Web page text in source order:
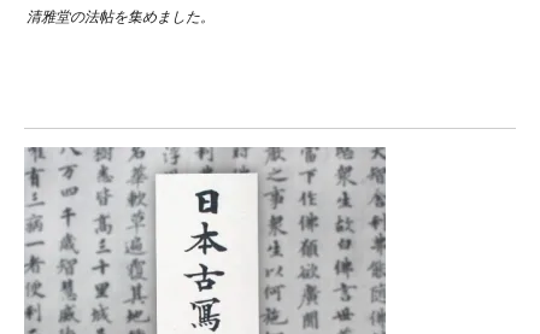
清雅堂の法帖を集めました。